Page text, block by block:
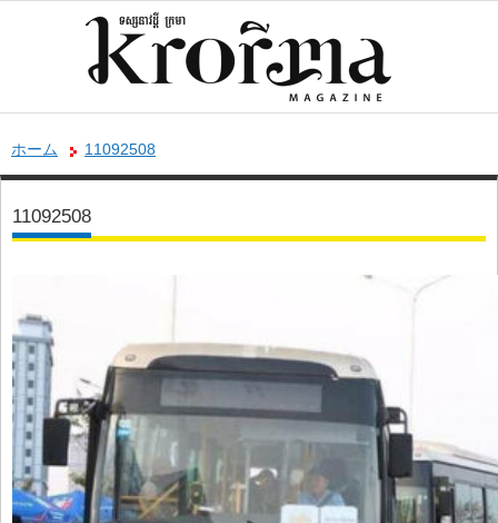
ホーム 11092508
11092508